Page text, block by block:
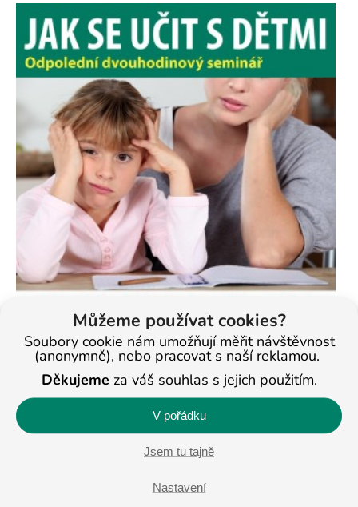
Můžeme používat cookies?
Soubory cookie nám umožňují měřit návštěvnost
(anonymně), nebo pracovat s naší reklamou.
Děkujeme za váš souhlas s jejich použitím.
V pořádku
Jsem tu tajně
Nastavení
< Na všechny články